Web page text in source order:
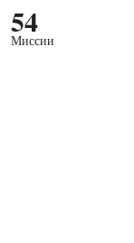
54
Миссии